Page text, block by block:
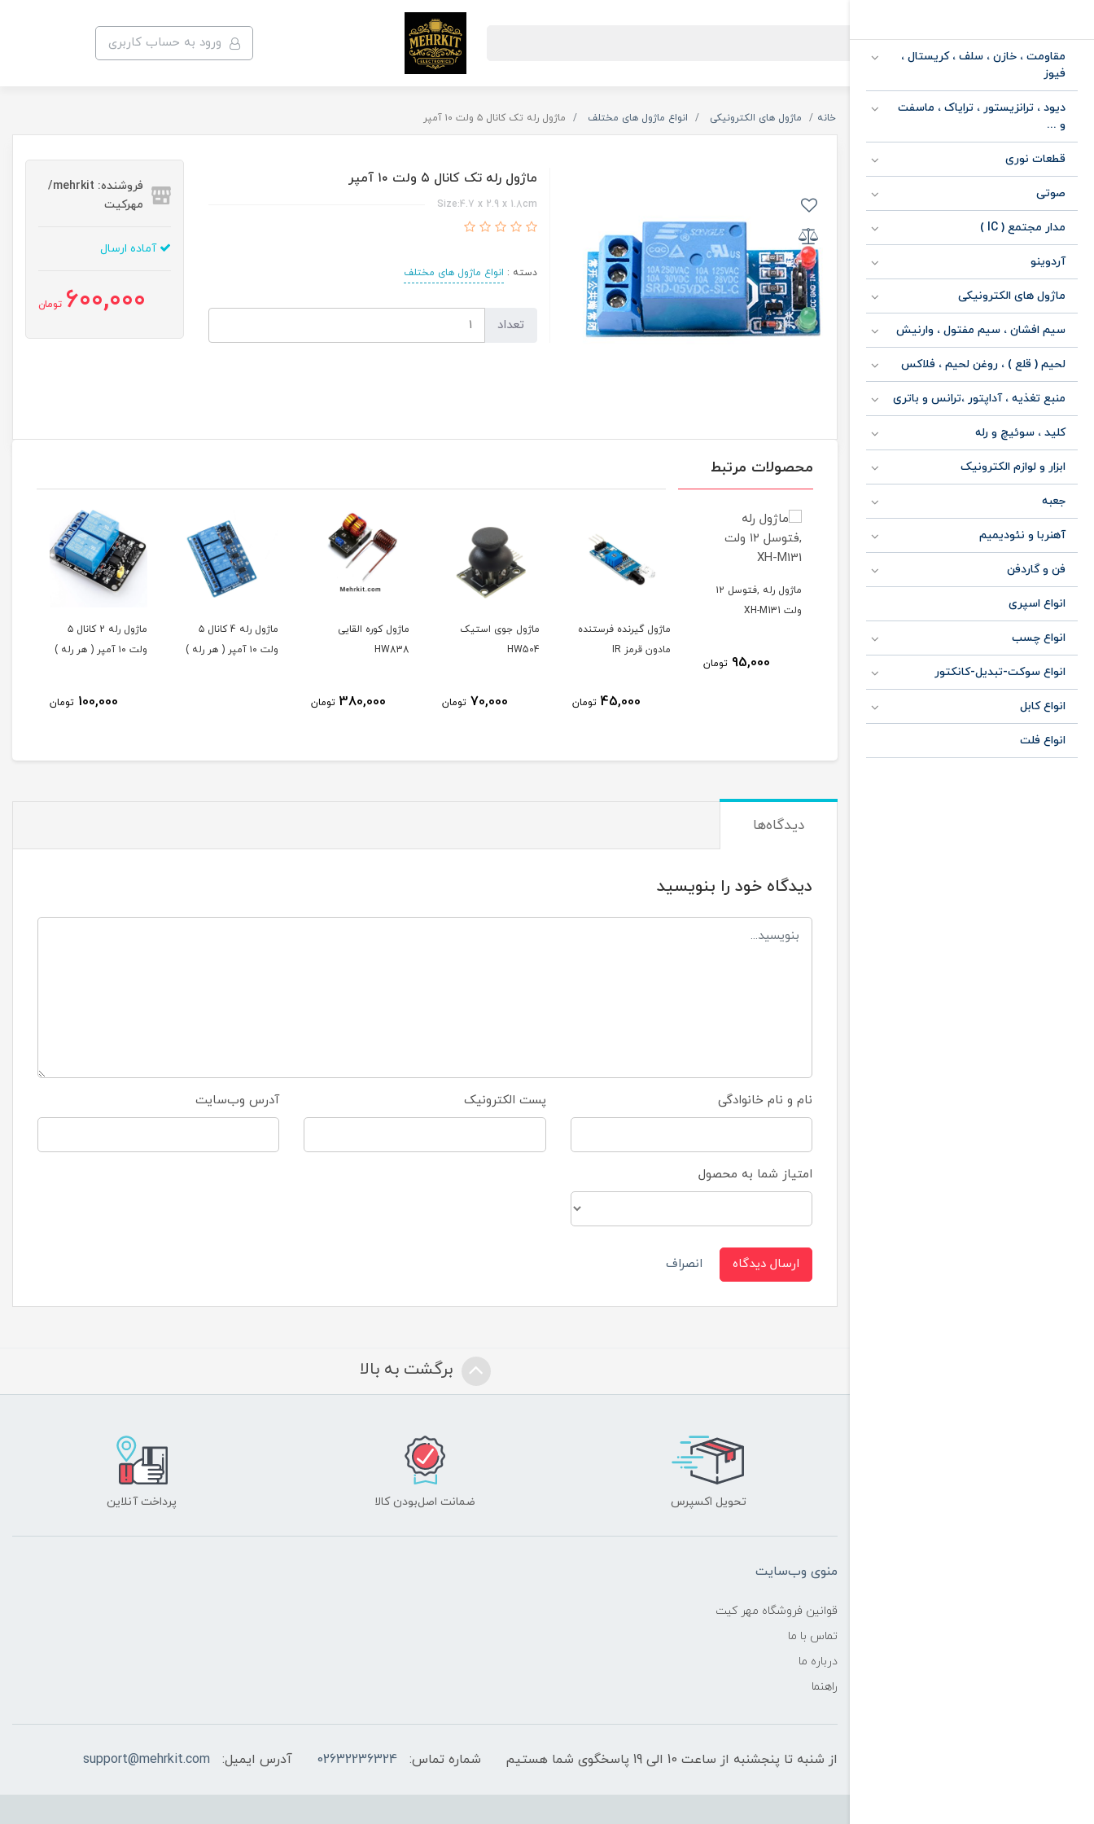
ورود به حساب کاربری
مقاومت ، خازن ، سلف ، کریستال ،
فیوز
دیود ، ترانزیستور ، ترایاک ، ماسفت
و ...
قطعات نوری
صوتی
مدار مجتمع ( IC )
آردوینو
ماژول های الکترونیکی
سیم افشان ، سیم مفتول ، وارنیش
لحیم ( قلع ) ، روغن لحیم ، فلاکس
منبع تغذیه ، آداپتور ،ترانس و باتری
کلید ، سوئیچ و رله
ابزار و لوازم الکترونیک
جعبه
آهنربا و نئودیمیم
فن و گاردفن
انواع اسپری
انواع چسب
انواع سوکت-تبدیل-کانکتور
انواع کابل
انواع فلت
خانه ماژول های الکترونیکی انواع ماژول های مختلف ماژول رله تک کانال ۵ ولت ۱۰ آمپر
ماژول رله تک کانال ۵ ولت ۱۰ آمپر
Size:4.7 x 2.9 x 1.8cm
دسته : انواع ماژول های مختلف
تعداد
فروشنده: mehrkit/
مهرکیت
آماده ارسال
600,000 تومان
محصولات مرتبط
45,000 تومان تومان
ماژول رله ,فتوسل ۱۲
تومان
ماژول گیرنده فرستنده
مادون قرمز IR
45,000 تومان
ماژول جوی استیک
تومان
ماژول کوره القایی
380,000 تومان
ماژول رله 4 کانال ۵
ماژول رله 2 کانال ۵
100,000 تومان
دیدگاه‌ها
دیدگاه خود را بنویسید
نام و نام خانوادگی پست الکترونیک آدرس وب‌سایت
امتیاز شما به محصول
ارسال دیدگاه انصراف
برگشت به بالا
تحویل اکسپرس ضمانت اصل‌بودن کالا پرداخت آنلاین
منوی وب‌سایت
قوانین فروشگاه مهر کیت
تماس با ما
درباره ما
راهنما
از شنبه تا پنجشنبه از ساعت 10 الی 19 پاسخگوی شما هستیم شماره تماس: 02632236324 آدرس ایمیل: support@mehrkit.com